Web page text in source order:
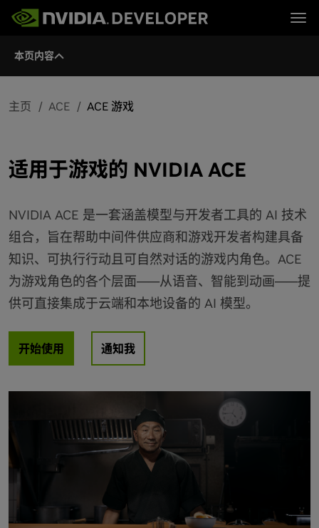
首页
论坛
文档
下载
主题
行业
本页内容
主页 ACE ACE 游戏
适用于游戏的 NVIDIA ACE
NVIDIA ACE 是一套涵盖模型与开发者工具的 AI 技术
组合，旨在帮助中间件供应商和游戏开发者构建具备
知识、可执行行动且可自然对话的游戏内角色。ACE
为游戏角色的各个层面——从语音、智能到动画——提
供可直接集成于云端和本地设备的 AI 模型。
开始使用 通知我